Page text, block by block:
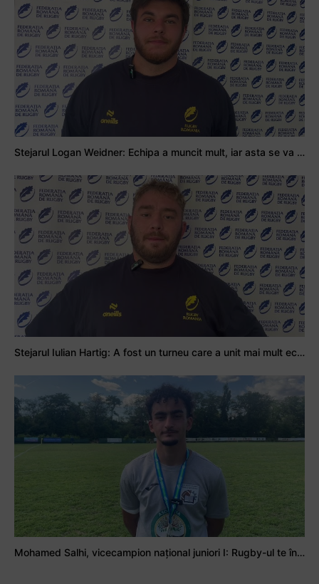
Stejarul Logan Weidner: Echipa a muncit mult, iar asta se va vedea în meciurile de la Nations Cup
Stejarul Iulian Hartig: A fost un turneu care a unit mai mult echipa
Mohamed Salhi, vicecampion național juniori I: Rugby-ul te învață să accepți și înfrângerile